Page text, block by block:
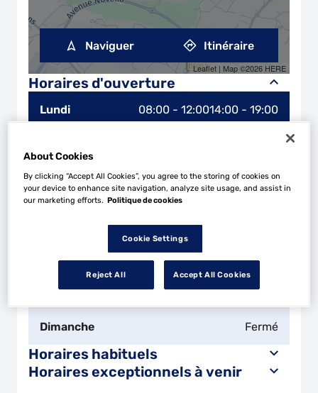
Horaires d'ouverture
Lundi 08:00 - 12:0014:00 - 19:00
Mercredi 08:00 - 12:0014:00 - 19:00
08:00 - 12:00
Samedi Fermé
Dimanche Fermé
Horaires habituels
Horaires exceptionnels à venir
Leaflet | Map ©2026 HERE
Naviguer Itinéraire
About Cookies
By clicking “Accept All Cookies”, you agree to the storing of cookies on
your device to enhance site navigation, analyze site usage, and assist in
our marketing efforts. Politique de cookies
Cookie Settings
Reject All Accept All Cookies